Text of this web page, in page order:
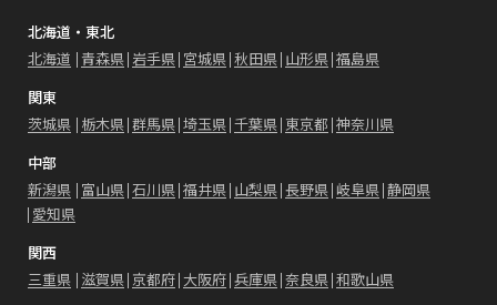
北海道・東北
北海道 青森県 岩手県 宮城県 秋田県 山形県 福島県
関東
茨城県 栃木県 群馬県 埼玉県 千葉県 東京都 神奈川県
中部
新潟県 富山県 石川県 福井県 山梨県 長野県 岐阜県 静岡県
愛知県
関西
三重県 滋賀県 京都府 大阪府 兵庫県 奈良県 和歌山県